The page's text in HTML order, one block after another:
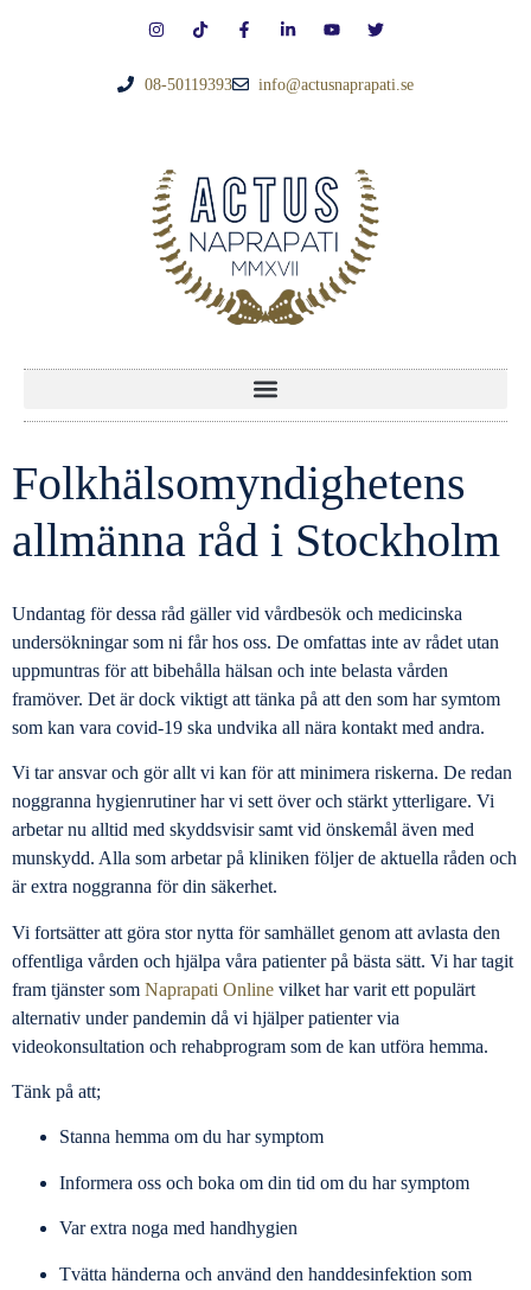
08-50119393 info@actusnaprapati.se
Folkhälsomyndighetens
allmänna råd i Stockholm
Undantag för dessa råd gäller vid vårdbesök och medicinska
undersökningar som ni får hos oss. De omfattas inte av rådet utan
uppmuntras för att bibehålla hälsan och inte belasta vården
framöver. Det är dock viktigt att tänka på att den som har symtom
som kan vara covid-19 ska undvika all nära kontakt med andra.
Vi tar ansvar och gör allt vi kan för att minimera riskerna. De redan
noggranna hygienrutiner har vi sett över och stärkt ytterligare. Vi
arbetar nu alltid med skyddsvisir samt vid önskemål även med
munskydd. Alla som arbetar på kliniken följer de aktuella råden och
är extra noggranna för din säkerhet.
Vi fortsätter att göra stor nytta för samhället genom att avlasta den
offentliga vården och hjälpa våra patienter på bästa sätt. Vi har tagit
fram tjänster som Naprapati Online vilket har varit ett populärt
alternativ under pandemin då vi hjälper patienter via
videokonsultation och rehabprogram som de kan utföra hemma.
Tänk på att;
Stanna hemma om du har symptom
Informera oss och boka om din tid om du har symptom
Var extra noga med handhygien
Tvätta händerna och använd den handdesinfektion som